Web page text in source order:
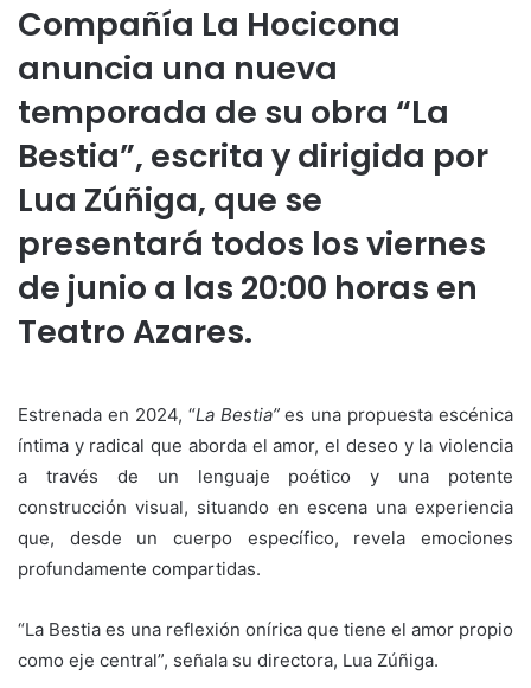
Compañía La Hocicona
anuncia una nueva
temporada de su obra “La
Bestia”, escrita y dirigida por
Lua Zúñiga, que se
presentará todos los viernes
de junio a las 20:00 horas en
Teatro Azares.
Estrenada en 2024, “La Bestia”es una propuesta escénica
íntima y radical que aborda el amor, el deseo y la violencia
a través de un lenguaje poético y una potente
construcción visual, situando en escena una experiencia
que, desde un cuerpo específico, revela emociones
profundamente compartidas.
“La Bestia es una reflexión onírica que tiene el amor propio
como eje central”, señala su directora, Lua Zúñiga.